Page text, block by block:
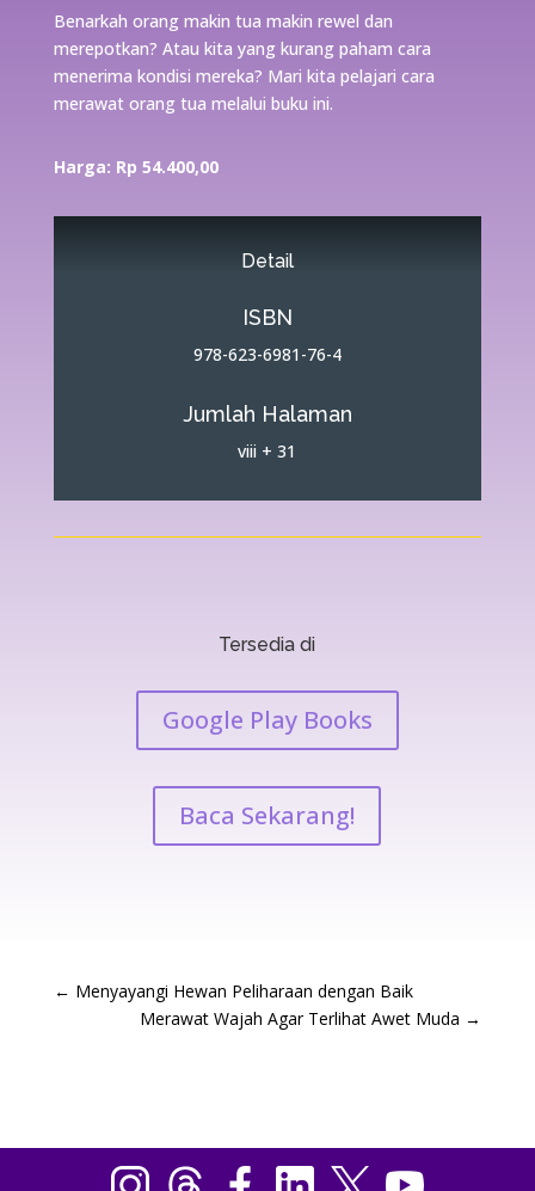
Benarkah orang makin tua makin rewel dan
merepotkan? Atau kita yang kurang paham cara
menerima kondisi mereka? Mari kita pelajari cara
merawat orang tua melalui buku ini.
Harga: Rp 54.400,00
Detail
ISBN
978-623-6981-76-4
Jumlah Halaman
viii + 31
Tersedia di
Google Play Books
Baca Sekarang!
← Menyayangi Hewan Peliharaan dengan Baik
Merawat Wajah Agar Terlihat Awet Muda →